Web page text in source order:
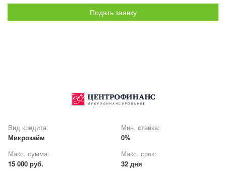
Подать заявку
Вид кредита:
Микрозайм
Мин. ставка:
0%
Макс. сумма:
15 000 руб.
Макс. срок:
32 дня